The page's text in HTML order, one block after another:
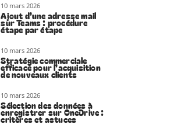
10 mars 2026
Ajout d’une adresse mail
sur Teams : procédure
étape par étape
10 mars 2026
Stratégie commerciale
efficace pour l’acquisition
de nouveaux clients
10 mars 2026
Sélection des données à
enregistrer sur OneDrive :
critères et astuces